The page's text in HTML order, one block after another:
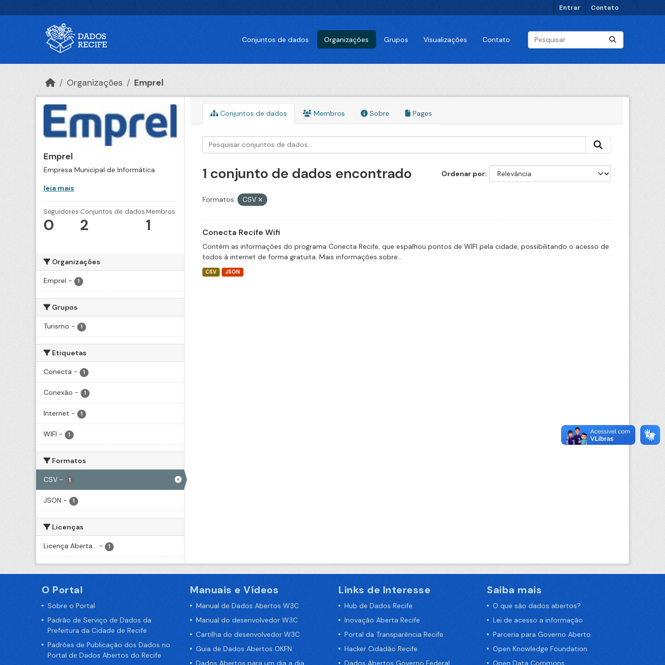
Entrar Contato
Conjuntos de dados Organizações Grupos Visualizações Contato
Organizações Emprel
Emprel
Empresa Municipal de Informática
leia mais
Seguidores
0
Conjuntos de dados
2
Membros
1
Organizações
Emprel - 1
Grupos
Turismo - 1
Etiquetas
Conecta - 1
Conexão - 1
Internet - 1
WIFI - 1
Formatos
CSV - 1
JSON - 1
Licenças
Licença Aberta... - 1
Conjuntos de dados Membros Sobre Pages
Ordenar por
1 conjunto de dados encontrado
Formatos: CSV
Conecta Recife Wifi
Contém as informações do programa Conecta Recife, que espalhou pontos de WIFI pela cidade, possibilitando o acesso de
todos à internet de forma gratuita. Mais informações sobre...
CSV JSON
O Portal
Sobre o Portal
Padrão de Serviço de Dados da
Prefeitura da Cidade de Recife
Padrões de Publicação dos Dados no
Portal de Dados Abertos do Recife
Manuais e Vídeos
Manual de Dados Abertos W3C
Manual do desenvolvedor W3C
Cartilha do desenvolvedor W3C
Guia de Dados Abertos OKFN
Dados Abertos para um dia a dia
Links de Interesse
Hub de Dados Recife
Inovação Aberta Recife
Portal da Transparência Recife
Hacker Cidadão Recife
Dados Abertos Governo Federal
Saiba mais
O que são dados abertos?
Lei de acesso a informação
Parceria para Governo Aberto
Open Knowledge Foundation
Open Data Commons